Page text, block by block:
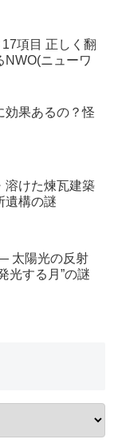
項目 正しく翻
NWO(ニューワ
効果あるの？怪
溶けた煉瓦建築
遺構の謎
太陽光の反射
光する月”の謎